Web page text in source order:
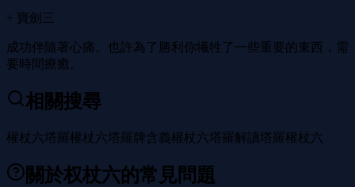
+ 寶劍三
成功伴隨著心痛。也許為了勝利你犧牲了一些重要的東西，需
要時間療癒。
相關搜尋
權杖六塔羅權杖六塔羅牌含義權杖六塔羅解讀塔羅權杖六
關於权杖六的常見問題